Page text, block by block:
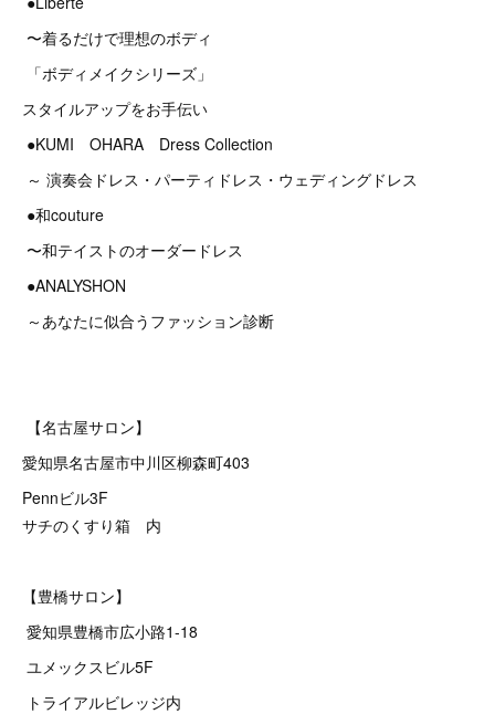
〜着るだけで理想のボディ
「ボディメイクシリーズ」
スタイルアップをお手伝い
●KUMI OHARA Dress Collection
～ 演奏会ドレス・パーティドレス・ウェディングドレス
●和couture
〜和テイストのオーダードレス
●ANALYSHON
～あなたに似合うファッション診断
【名古屋サロン】
愛知県名古屋市中川区柳森町403
Pennビル3F
サチのくすり箱 内
【豊橋サロン】
愛知県豊橋市広小路1-18
ユメックスビル5F
トライアルビレッジ内